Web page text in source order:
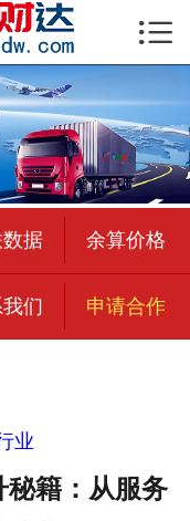
 首页
公司简介
物流新闻
绍兴至全国
合作加盟
宜荣智联
联系我们

据 余算价格
们 申请合作
业
秘籍：从服务